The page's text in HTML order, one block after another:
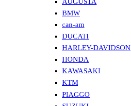
AUGUSTA
BMW
can-am
DUCATI
HARLEY-DAVIDSON
HONDA
KAWASAKI
KTM
PIAGGO